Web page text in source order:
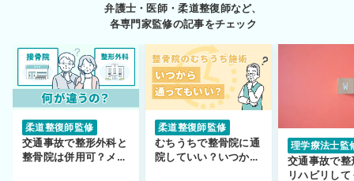
弁護士・医師・柔道整復師など、
各専門家監修の記事をチェック
柔道整復師監修
交通事故で整形外科と
整骨院は併用可？メリ
柔道整復師監修
むちうちで整骨院に通
院していい？いつから
理学療法士監
交通事故で整
リハビリして